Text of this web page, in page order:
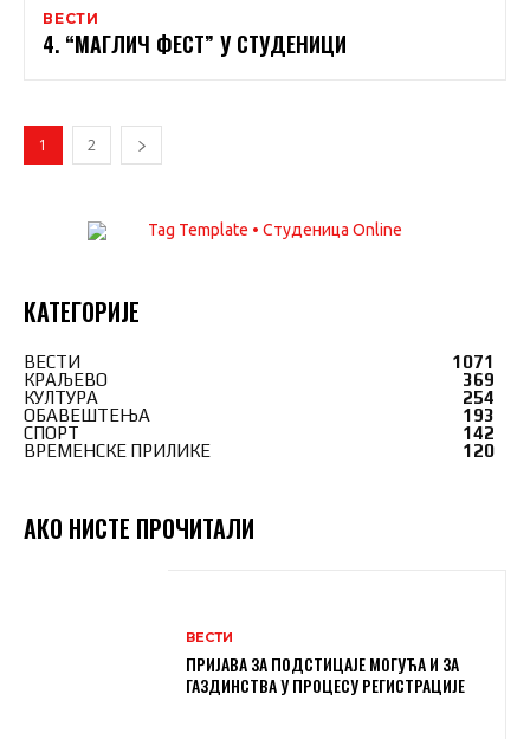
ВЕСТИ
4. “МАГЛИЧ ФЕСТ” У СТУДЕНИЦИ
1 2
КАТЕГОРИЈЕ
ВЕСТИ
1071
КРАЉЕВО
369
КУЛТУРА
254
ОБАВЕШТЕЊА
193
СПОРТ
142
ВРЕМЕНСКЕ ПРИЛИКЕ
120
АКО НИСТЕ ПРОЧИТАЛИ
ВЕСТИ
ПРИЈАВА ЗА ПОДСТИЦАЈЕ МОГУЋА И ЗА
ГАЗДИНСТВА У ПРОЦЕСУ РЕГИСТРАЦИЈЕ